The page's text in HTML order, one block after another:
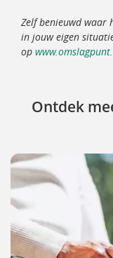
Zelf benieuwd waar
in jouw eigen
op
Ontdek